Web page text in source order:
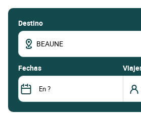
Destino
fechas